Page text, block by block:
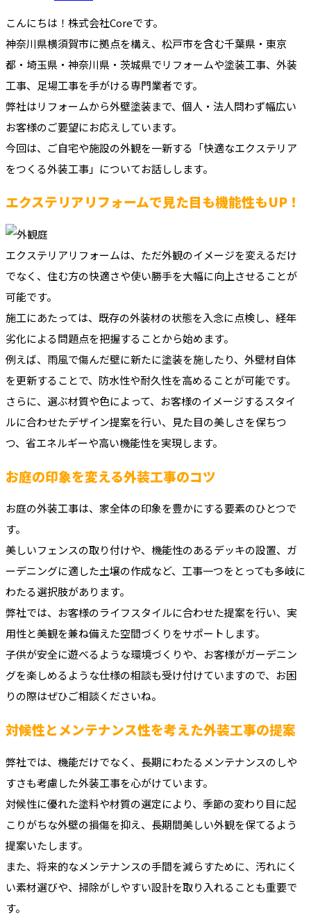
こんにちは！株式会社Coreです。
神奈川県横須賀市に拠点を構え、松戸市を含む千葉県・東京
都・埼玉県・神奈川県・茨城県でリフォームや塗装工事、外装
工事、足場工事を手がける専門業者です。
弊社はリフォームから外壁塗装まで、個人・法人問わず幅広い
お客様のご要望にお応えしています。
今回は、ご自宅や施設の外観を一新する「快適なエクステリア
をつくる外装工事」についてお話しします。
エクステリアリフォームで見た目も機能性もUP！
エクステリアリフォームは、ただ外観のイメージを変えるだけ
でなく、住む方の快適さや使い勝手を大幅に向上させることが
可能です。
施工にあたっては、既存の外装材の状態を入念に点検し、経年
劣化による問題点を把握することから始めます。
例えば、雨風で傷んだ壁に新たに塗装を施したり、外壁材自体
を更新することで、防水性や耐久性を高めることが可能です。
さらに、選ぶ材質や色によって、お客様のイメージするスタイ
ルに合わせたデザイン提案を行い、見た目の美しさを保ちつ
つ、省エネルギーや高い機能性を実現します。
お庭の印象を変える外装工事のコツ
お庭の外装工事は、家全体の印象を豊かにする要素のひとつで
す。
美しいフェンスの取り付けや、機能性のあるデッキの設置、ガ
ーデニングに適した土壌の作成など、工事一つをとっても多岐に
わたる選択肢があります。
弊社では、お客様のライフスタイルに合わせた提案を行い、実
用性と美観を兼ね備えた空間づくりをサポートします。
子供が安全に遊べるような環境づくりや、お客様がガーデニン
グを楽しめるような仕様の相談も受け付けていますので、お困
りの際はぜひご相談くださいね。
対候性とメンテナンス性を考えた外装工事の提案
弊社では、機能だけでなく、長期にわたるメンテナンスのしや
すさも考慮した外装工事を心がけています。
対候性に優れた塗料や材質の選定により、季節の変わり目に起
こりがちな外壁の損傷を抑え、長期間美しい外観を保てるよう
提案いたします。
また、将来的なメンテナンスの手間を減らすために、汚れにく
い素材選びや、掃除がしやすい設計を取り入れることも重要で
す。